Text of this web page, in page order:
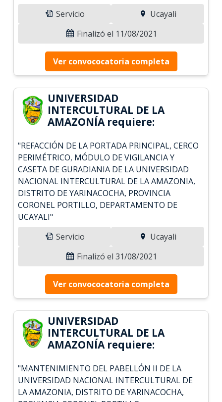
Servicio
Ucayali
Finalizó el 11/08/2021
Ver convococatoria completa
UNIVERSIDAD
INTERCULTURAL DE LA
AMAZONÍA requiere:
"REFACCIÓN DE LA PORTADA PRINCIPAL, CERCO
PERIMÉTRICO, MÓDULO DE VIGILANCIA Y
CASETA DE GURADIANIA DE LA UNIVERSIDAD
NACIONAL INTERCULTURAL DE LA AMAZONIA,
DISTRITO DE YARINACOCHA, PROVINCIA
CORONEL PORTILLO, DEPARTAMENTO DE
UCAYALI"
Servicio
Ucayali
Finalizó el 31/08/2021
Ver convococatoria completa
UNIVERSIDAD
INTERCULTURAL DE LA
AMAZONÍA requiere:
"MANTENIMIENTO DEL PABELLÓN II DE LA
UNIVERSIDAD NACIONAL INTERCULTURAL DE
LA AMAZONIA, DISTRITO DE YARINACOCHA,